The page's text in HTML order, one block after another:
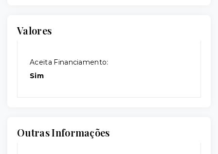
Valores
Aceita Financiamento:
Sim
Outras Informações